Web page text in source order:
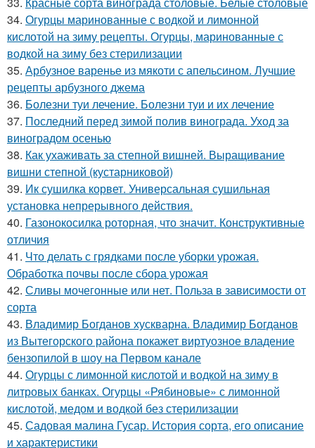
34. Огурцы маринованные с водкой и лимонной
кислотой на зиму рецепты. Огурцы, маринованные с
водкой на зиму без стерилизации
35. Арбузное варенье из мякоти с апельсином. Лучшие
рецепты арбузного джема
36. Болезни туи лечение. Болезни туи и их лечение
37. Последний перед зимой полив винограда. Уход за
виноградом осенью
38. Как ухаживать за степной вишней. Выращивание
вишни степной (кустарниковой)
39. Ик сушилка корвет. Универсальная сушильная
установка непрерывного действия.
40. Газонокосилка роторная, что значит. Конструктивные
отличия
41. Что делать с грядками после уборки урожая.
Обработка почвы после сбора урожая
42. Сливы мочегонные или нет. Польза в зависимости от
сорта
43. Владимир Богданов хускварна. Владимир Богданов
из Вытегорского района покажет виртуозное владение
бензопилой в шоу на Первом канале
44. Огурцы с лимонной кислотой и водкой на зиму в
литровых банках. Огурцы «Рябиновые» с лимонной
кислотой, медом и водкой без стерилизации
45. Садовая малина Гусар. История сорта, его описание
и характеристики